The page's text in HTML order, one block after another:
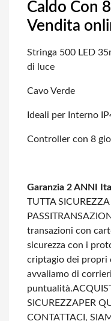
Caldo Con
Vendita
Stringa 500 LED
di luce
Cavo Verde
Ideali per Interno
Controller con 8
Garanzia 2 ANNI
TUTTA
PASSI
transazioni con
sicurezza con i
criptagio dei propri
avvaliamo di
puntualità.
SICUREZZAPER
CONTATTACI,